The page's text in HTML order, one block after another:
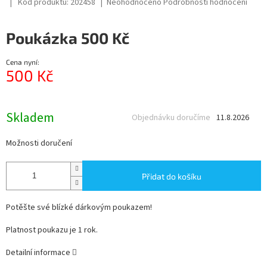
Kód produktu: 202458
je
0,0
Neohodnoceno Podrobnosti hodnocení
Poukázka 500 Kč
Cena nyní:
500 Kč
Skladem 11.8.2026
Objednávku doručíme
Možnosti doručení
Přidat do košíku
Potěšte své blízké dárkovým poukazem!
Platnost poukazu je 1 rok.
Detailní informace